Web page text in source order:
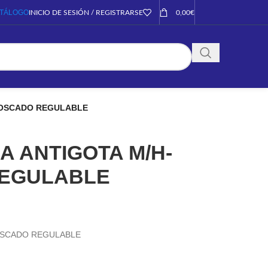
INICIO DE SESIÓN / REGISTRARSE 0,00€
REGULABLE
ANTIGOTA M/H-
REGULABLE